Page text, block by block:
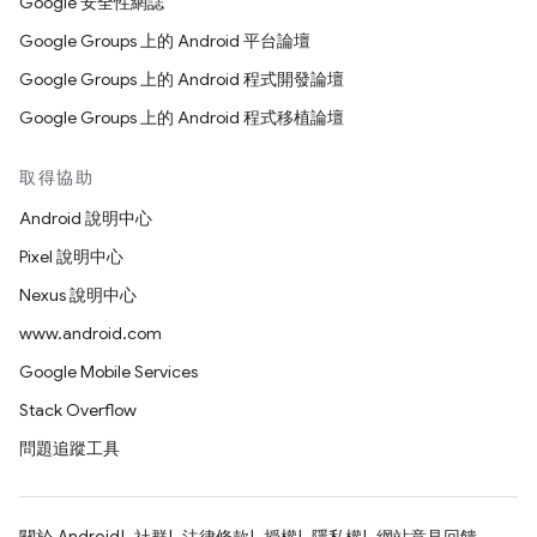
Google Groups 上的 Android 平台論壇
Google Groups 上的 Android 程式開發論壇
Google Groups 上的 Android 程式移植論壇
取得協助
Android 說明中心
Pixel 說明中心
Nexus 說明中心
www.android.com
Google Mobile Services
Stack Overflow
問題追蹤工具